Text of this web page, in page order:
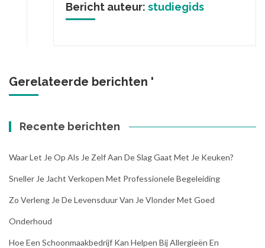
Bericht auteur: studiegids
Gerelateerde berichten '
Recente berichten
Waar Let Je Op Als Je Zelf Aan De Slag Gaat Met Je Keuken?
Sneller Je Jacht Verkopen Met Professionele Begeleiding
Zo Verleng Je De Levensduur Van Je Vlonder Met Goed
Onderhoud
Hoe Een Schoonmaakbedrijf Kan Helpen Bij Allergieën En